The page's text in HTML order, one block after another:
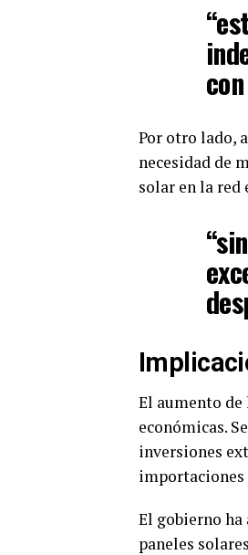
Por otro lado,
necesidad de
solar en la red
El aumento
económicas.
inversiones
importaciones
El gobierno
paneles